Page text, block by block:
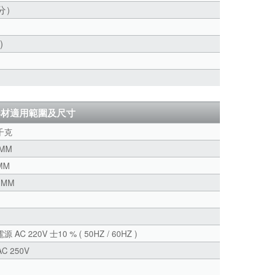
適用範圍及尺寸
克
源 AC 220V 士10 % ( 50HZ / 60HZ )
250V